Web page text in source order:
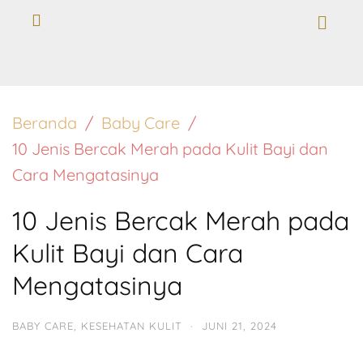
Beranda
Baby Care
10 Jenis Bercak Merah pada Kulit Bayi dan
Cara Mengatasinya
10 Jenis Bercak Merah pada
Kulit Bayi dan Cara
Mengatasinya
BABY CARE KESEHATAN KULIT · JUNI 21, 2024